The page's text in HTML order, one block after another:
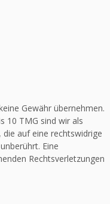
Gewähr übernehmen.
10 TMG sind wir als
auf eine rechtswidrige
Eine
Rechtsverletzungen